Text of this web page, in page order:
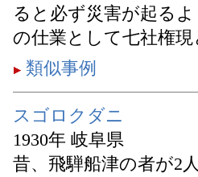
ると必ず災害が起る
の仕業として七社権
類似事例
スゴロクダニ
1930年 岐阜県
昔、飛騨船津の者が2